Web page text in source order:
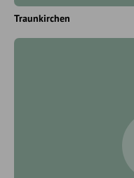
Traunkirchen